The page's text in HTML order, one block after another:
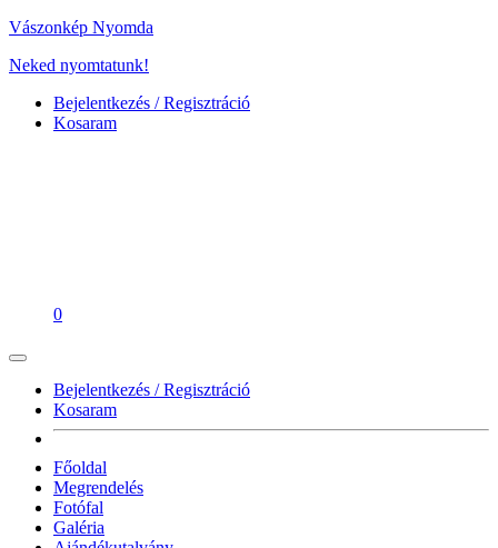
Vászonkép Nyomda
Neked nyomtatunk!
Bejelentkezés / Regisztráció
Kosaram
0
Bejelentkezés / Regisztráció
Kosaram
Főoldal
Megrendelés
Fotófal
Galéria